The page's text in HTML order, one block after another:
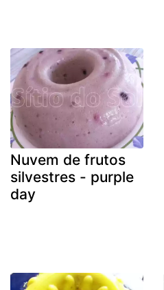
Nuvem de frutos
silvestres - purple
day